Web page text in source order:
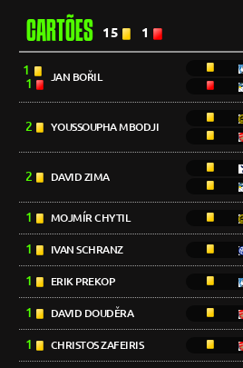
CARTÕES 15 1
1
1
JAN BOŘIL
2 YOUSSOUPHA MBODJI
2 DAVID ZIMA
1 MOJMÍR CHYTIL
1 IVAN SCHRANZ
1 ERIK PREKOP
1 DAVID DOUDĚRA
1 CHRISTOS ZAFEIRIS